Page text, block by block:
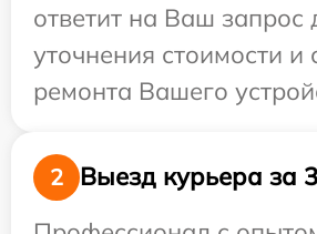
ответит на Ваш запрос
уточнения стоимости и
ремонта Вашего
2
Выезд курьера за